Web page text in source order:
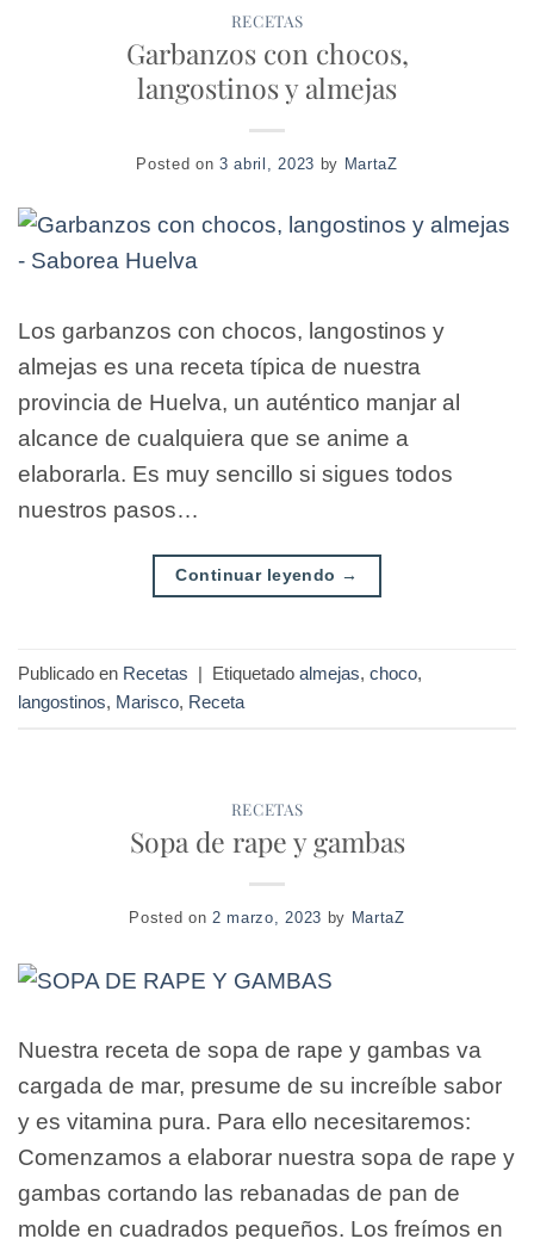
RECETAS
Garbanzos con chocos,
langostinos y almejas
Posted on3 abril, 2023 by MartaZ
Los garbanzos con chocos, langostinos y
almejas es una receta típica de nuestra
provincia de Huelva, un auténtico manjar al
alcance de cualquiera que se anime a
elaborarla. Es muy sencillo si sigues todos
nuestros pasos…
Continuar leyendo →
Publicado en Recetas | Etiquetado almejas, choco,
langostinos, Marisco, Receta
RECETAS
Sopa de rape y gambas
Posted on 2 marzo, 2023 by MartaZ
Nuestra receta de sopa de rape y gambas va
cargada de mar, presume de su increíble sabor
y es vitamina pura. Para ello necesitaremos:
Comenzamos a elaborar nuestra sopa de rape y
gambas cortando las rebanadas de pan de
molde en cuadrados pequeños. Los freímos en